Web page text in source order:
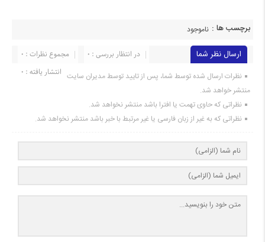
برچسب ها : ناموجود
ارسال نظر شما مجموع نظرات : 0
در انتظار بررسی : 0
انتشار یافته : 0 نظرات ارسال شده توسط شما، پس از تایید توسط مدیران سایت
منتشر خواهد شد.
نظراتی که حاوی تهمت یا افترا باشد منتشر نخواهد شد.
نظراتی که به غیر از زبان فارسی یا غیر مرتبط با خبر باشد منتشر نخواهد شد.